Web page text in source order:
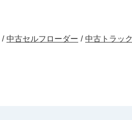
/ 中古セルフローダー / 中古トラック